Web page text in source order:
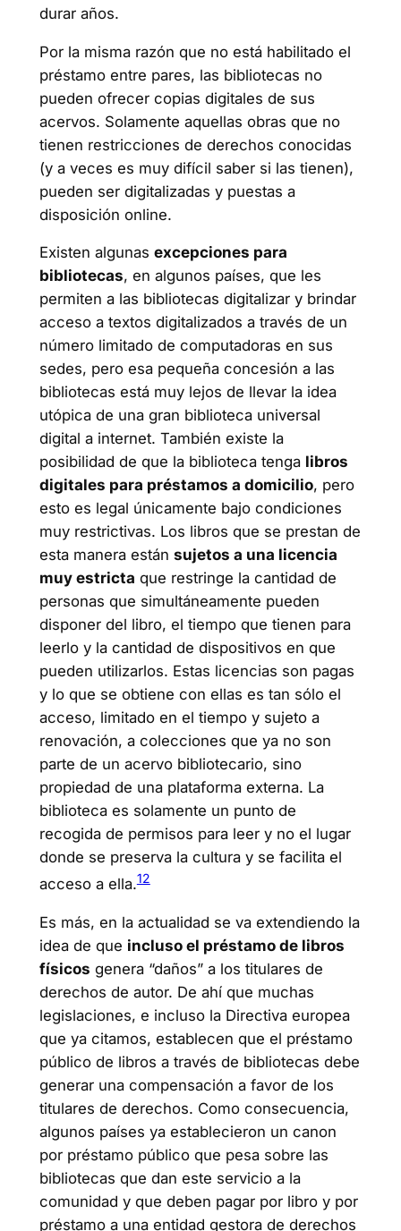
durar años.
Por la misma razón que no está habilitado el
préstamo entre pares, las bibliotecas no
pueden ofrecer copias digitales de sus
acervos. Solamente aquellas obras que no
tienen restricciones de derechos conocidas
(y a veces es muy difícil saber si las tienen),
pueden ser digitalizadas y puestas a
disposición online.
Existen algunas excepciones para
bibliotecas, en algunos países, que les
permiten a las bibliotecas digitalizar y brindar
acceso a textos digitalizados a través de un
número limitado de computadoras en sus
sedes, pero esa pequeña concesión a las
bibliotecas está muy lejos de llevar la idea
utópica de una gran biblioteca universal
digital a internet. También existe la
posibilidad de que la biblioteca tenga libros
digitales para préstamos a domicilio, pero
esto es legal únicamente bajo condiciones
muy restrictivas. Los libros que se prestan de
esta manera están sujetos a una licencia
muy estricta que restringe la cantidad de
personas que simultáneamente pueden
disponer del libro, el tiempo que tienen para
leerlo y la cantidad de dispositivos en que
pueden utilizarlos. Estas licencias son pagas
y lo que se obtiene con ellas es tan sólo el
acceso, limitado en el tiempo y sujeto a
renovación, a colecciones que ya no son
parte de un acervo bibliotecario, sino
propiedad de una plataforma externa. La
biblioteca es solamente un punto de
recogida de permisos para leer y no el lugar
donde se preserva la cultura y se facilita el
acceso a ella.12
Es más, en la actualidad se va extendiendo la
idea de que incluso el préstamo de libros
físicos genera “daños” a los titulares de
derechos de autor. De ahí que muchas
legislaciones, e incluso la Directiva europea
que ya citamos, establecen que el préstamo
público de libros a través de bibliotecas debe
generar una compensación a favor de los
titulares de derechos. Como consecuencia,
algunos países ya establecieron un canon
por préstamo público que pesa sobre las
bibliotecas que dan este servicio a la
comunidad y que deben pagar por libro y por
préstamo a una entidad gestora de derechos